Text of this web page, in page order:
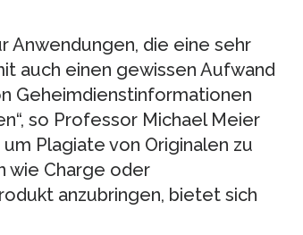
Anwendungen, die eine sehr
auch einen gewissen Aufwand
Geheimdienstinformationen
so Professor Michael Meier
Plagiate von Originalen zu
wie Charge oder
anzubringen, bietet sich